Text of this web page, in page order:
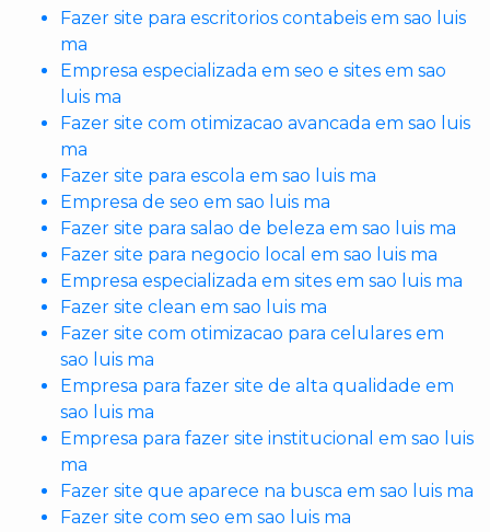
Fazer site para escritorios contabeis em sao luis
ma
Empresa especializada em seo e sites em sao
luis ma
Fazer site com otimizacao avancada em sao luis
ma
Fazer site para escola em sao luis ma
Empresa de seo em sao luis ma
Fazer site para salao de beleza em sao luis ma
Fazer site para negocio local em sao luis ma
Empresa especializada em sites em sao luis ma
Fazer site clean em sao luis ma
Fazer site com otimizacao para celulares em
sao luis ma
Empresa para fazer site de alta qualidade em
sao luis ma
Empresa para fazer site institucional em sao luis
ma
Fazer site que aparece na busca em sao luis ma
Fazer site com seo em sao luis ma